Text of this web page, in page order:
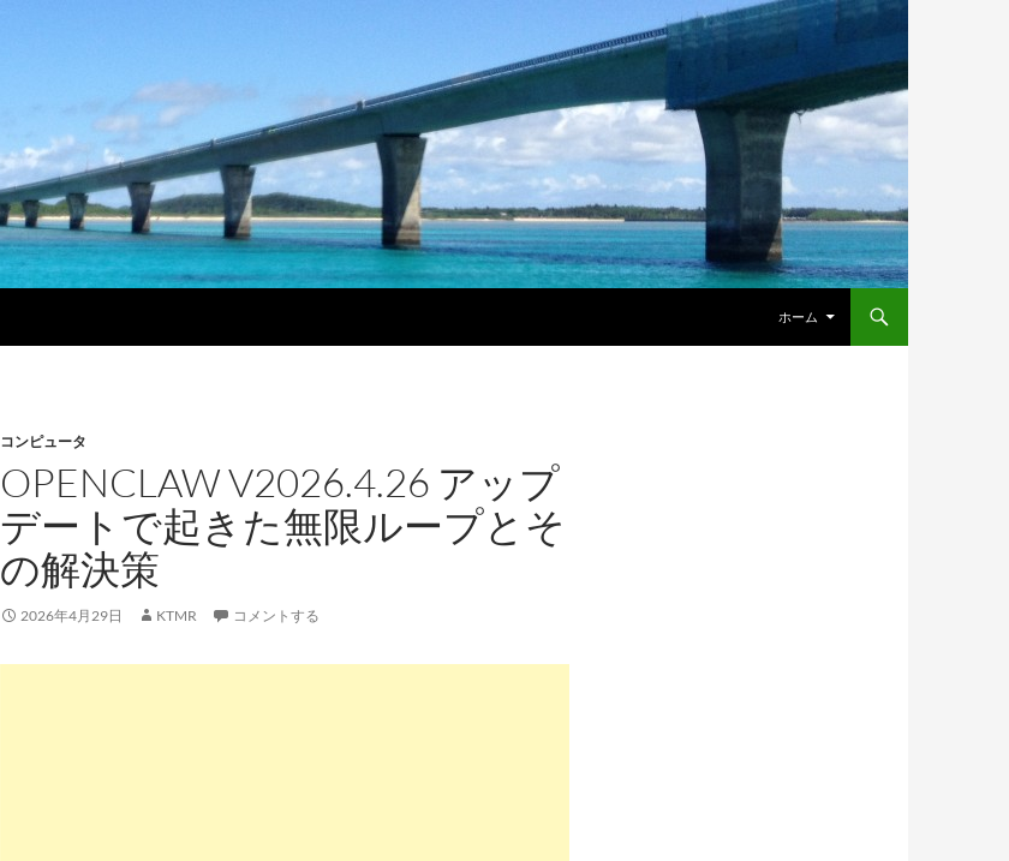
ホーム
コンピュータ
OPENCLAW V2026.4.26 アップ
デートで起きた無限ループとそ
の解決策
2026年4月29日 KTMR コメントする